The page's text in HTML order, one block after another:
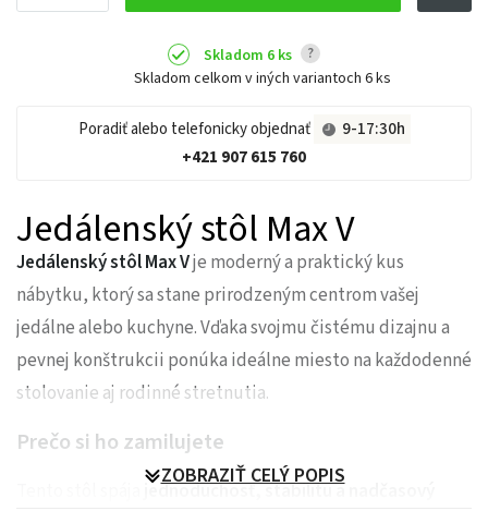
Skladom 6 ks ?
Skladom celkom v iných variantoch 6 ks
Poradiť alebo telefonicky objednať
9-17:30h
+421 907 615 760
Jedálenský stôl Max V
Jedálenský stôl Max Vje moderný a praktický kus
nábytku, ktorý sa stane prirodzeným centrom vašej
jedálne alebo kuchyne. Vďaka svojmu čistému dizajnu a
pevnej konštrukcii ponúka ideálne miesto na každodenné
stolovanie aj rodinné stretnutia.
Prečo si ho zamilujete
jednoduchosť, stabilitu a nadčasový
ZOBRAZIŤ CELÝ POPIS